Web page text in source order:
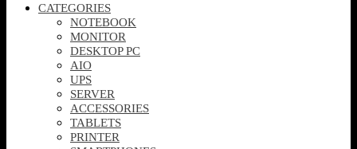
CATEGORIES
NOTEBOOK
MONITOR
DESKTOP PC
AIO
UPS
SERVER
ACCESSORIES
TABLETS
PRINTER